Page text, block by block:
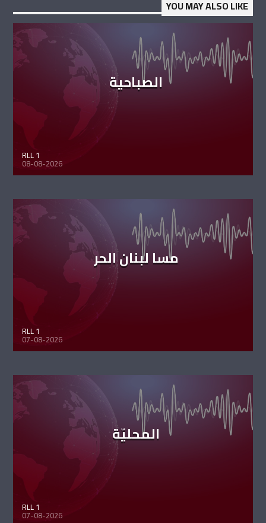
YOU MAY ALSO LIKE
الصباحية
RLL 1
08-08-2026
مسا لبنان الحر
RLL 1
07-08-2026
المحليّة
RLL 1
07-08-2026